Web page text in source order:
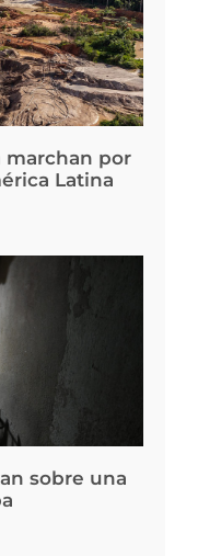
marchan por
Latina
sobre una